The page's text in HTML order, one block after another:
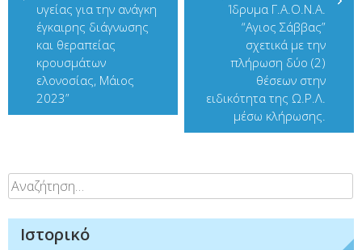
υγείας για την ανάγκη
έγκαιρης διάγνωσης
και θεραπείας
κρουσμάτων
ελονοσίας, Μάιος
2023”
Ίδρυμα Γ.Α.Ο.Ν.Α.
“Αγιος Σάββας”
σχετικά με την
πλήρωση δύο (2)
θέσεων στην
ειδικότητα της Ω.Ρ.Λ.
μέσω κλήρωσης.
Αναζήτηση
για:
Ιστορικό